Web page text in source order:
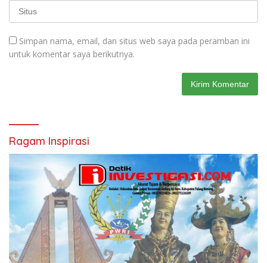
Simpan nama, email, dan situs web saya pada peramban ini
untuk komentar saya berikutnya.
Ragam Inspirasi